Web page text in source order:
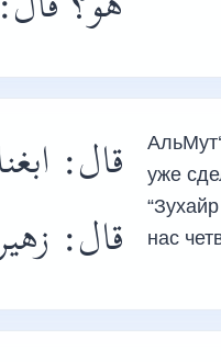
قال:
قال:
уже
нас